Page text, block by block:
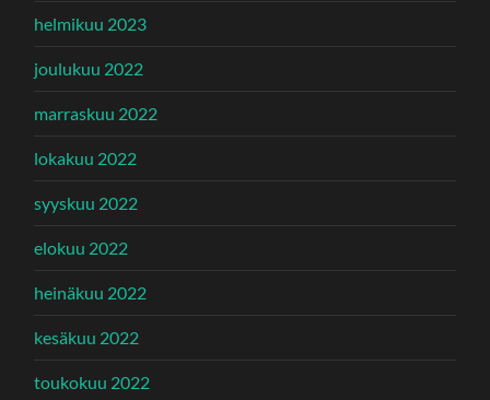
helmikuu 2023
joulukuu 2022
marraskuu 2022
lokakuu 2022
syyskuu 2022
elokuu 2022
heinäkuu 2022
kesäkuu 2022
toukokuu 2022